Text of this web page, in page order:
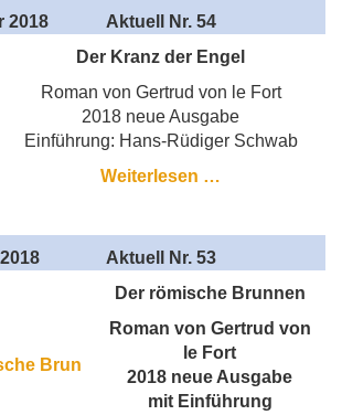
2018 Aktuell
Nr. 54
Der Kranz der Engel
Roman von Gertrud von le Fort
2018 neue Ausgabe
Einführung: Hans-Rüdiger Schwab
Weiterlesen …
Aktuell Nr. 53
Der römische Brunnen
Roman von Gertrud von
le Fort
2018 neue Ausgabe
mit Einführung